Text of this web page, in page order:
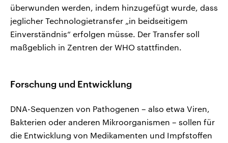
überwunden werden, indem hinzugefügt wurde, dass
jeglicher Technologietransfer „in beidseitigem
Einverständnis“ erfolgen müsse. Der Transfer soll
maßgeblich in Zentren der WHO stattfinden.
Forschung und Entwicklung
DNA-Sequenzen von Pathogenen – also etwa Viren,
Bakterien oder anderen Mikroorganismen – sollen für
die Entwicklung von Medikamenten und Impfstoffen